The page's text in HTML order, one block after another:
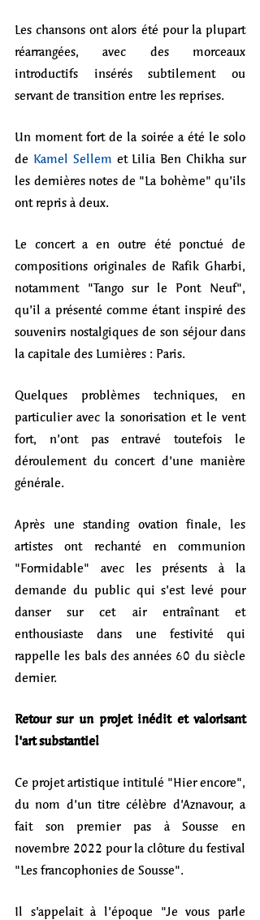
Les chansons ont alors été pour la plupart
réarrangées, avec des morceaux
introductifs insérés subtilement ou
servant de transition entre les reprises.
Un moment fort de la soirée a été le solo
de Kamel Sellem et Lilia Ben Chikha sur
les dernières notes de "La bohème" qu’ils
ont repris à deux.
Le concert a en outre été ponctué de
compositions originales de Rafik Gharbi,
notamment "Tango sur le Pont Neuf",
qu’il a présenté comme étant inspiré des
souvenirs nostalgiques de son séjour dans
la capitale des Lumières : Paris.
Quelques problèmes techniques, en
particulier avec la sonorisation et le vent
fort, n’ont pas entravé toutefois le
déroulement du concert d’une manière
générale.
Après une standing ovation finale, les
artistes ont rechanté en communion
"Formidable" avec les présents à la
demande du public qui s’est levé pour
danser sur cet air entraînant et
enthousiaste dans une festivité qui
rappelle les bals des années 60 du siècle
dernier.
Retour sur un projet inédit et valorisant
l'art substantiel
Ce projet artistique intitulé "Hier encore",
du nom d’un titre célèbre d’Aznavour, a
fait son premier pas à Sousse en
novembre 2022 pour la clôture du festival
"Les francophonies de Sousse".
Il s’appelait à l’époque "Je vous parle